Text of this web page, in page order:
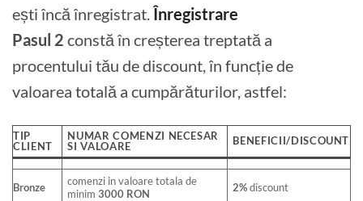
ești încă înregistrat.Înregistrare
Pasul 2 constă în creșterea treptată a
procentului tău de discount, în funcție de
valoarea totală a cumpărăturilor, astfel:
TIP
CLIENT
NUMAR COMENZI NECESAR
SI VALOARE
BENEFICII/DISCOUNT
Bronze
comenzi in valoare totala de
minim3000 RON 2%discount